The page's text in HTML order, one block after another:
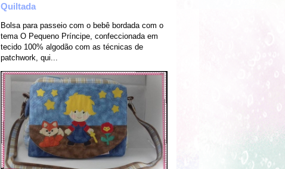
Quiltada
Bolsa para passeio com o bebê bordada com o
tema O Pequeno Príncipe, confeccionada em
tecido 100% algodão com as técnicas de
patchwork, qui...